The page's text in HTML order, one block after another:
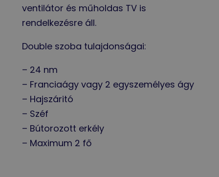
ventilátor és műholdas TV is
rendelkezésre áll.
Double szoba tulajdonságai:
– 24 nm
– Franciaágy vagy 2 egyszemélyes ágy
– Hajszáritó
– Széf
– Bútorozott erkély
– Maximum 2 fő